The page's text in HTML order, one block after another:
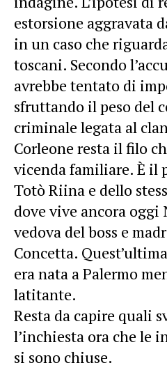
estorsione aggravata
in un caso che
toscani. Secondo
avrebbe tentato di
sfruttando il peso del
criminale legata al
Corleone resta il filo
vicenda familiare. È il
Totò Riina e dello
dove vive ancora oggi
vedova del boss e
Concetta.
era nata a Palermo
latitante.
Resta da capire quali
l’inchiesta ora che le
si sono chiuse.